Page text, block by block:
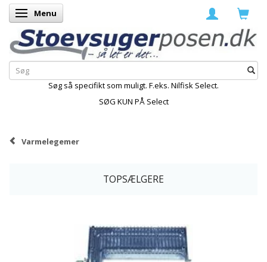
Skifte navigation
Menu
Søg så specifikt som muligt. F.eks. Nilfisk Select.
SØG KUN PÅ Select
Varmelegemer
TOPSÆLGERE